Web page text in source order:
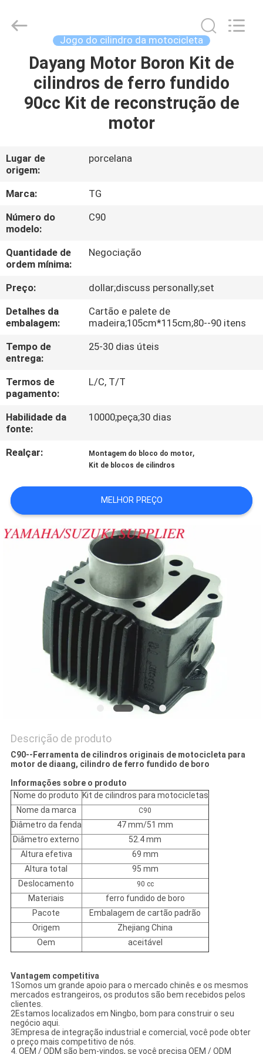
CASA
PRODUTOS
NÓS
EXCURSÃO
DA
FÁBRICA
CONTROLE
DA
QUALIDADE
CONTACTE-
NOS
PEÇA
CITAÇÕES
MAPA
DO
PRIVACY
POLICY
Block.,Ltd.
Jogo do cilindro da motocicleta
Dayang Motor Boron Kit de
cilindros de ferro fundido
90cc Kit de reconstrução de
motor
Lugar de
origem:
porcelana
Marca:
TG
Número do
modelo:
C90
Quantidade de
ordem mínima:
Negociação
Preço:
dollar;discuss personally;set
Detalhes da
embalagem:
Cartão e palete de
madeira;105cm*115cm;80--90 itens
Tempo de
entrega:
25-30 dias úteis
Termos de
pagamento:
L/C, T/T
Habilidade da
fonte:
10000;peça;30 dias
Realçar: Montagem do bloco do motor,
Kit de blocos de cilindros
MELHOR PREÇO
Descrição de produto
C90--Ferramenta de cilindros originais de motocicleta para
motor de diaang, cilindro de ferro fundido de boro
Informações sobre o produto
Nome do produto Kit de cilindros para motocicletas
Nome da marca
C90
Diâmetro da fenda
47 mm/51 mm
Diâmetro externo
52.4 mm
Altura efetiva
69 mm
Altura total
95 mm
Deslocamento
90 cc
Materiais
ferro fundido de boro
Pacote
Embalagem de cartão padrão
Origem
Zhejiang China
Oem
aceitável
Vantagem competitiva
1Somos um grande apoio para o mercado chinês e os mesmos
mercados estrangeiros, os produtos são bem recebidos pelos
clientes.
2Estamos localizados em Ningbo, bom para construir o seu
negócio aqui.
3Empresa de integração industrial e comercial, você pode obter
o preço mais competitivo de nós.
4. OEM / ODM são bem-vindos, se você precisa OEM / ODM